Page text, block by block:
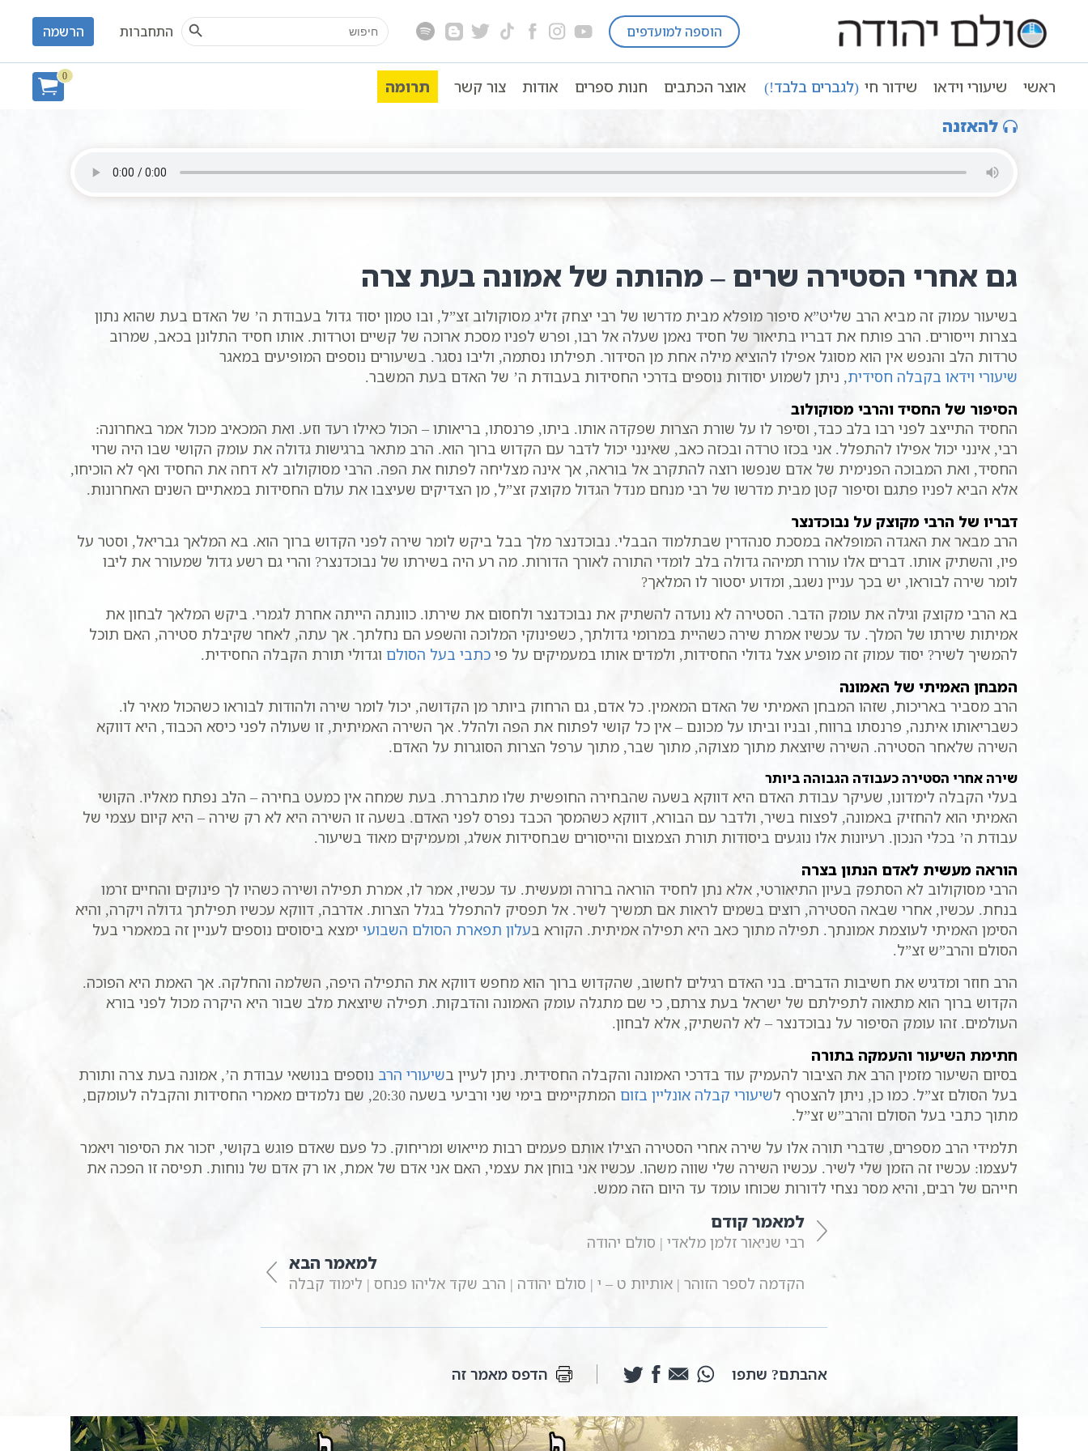
הוספה למועדפים Search
for:
Search Button
התחברות הרשמה
ראשי שיעורי וידאו שידור חי (לגברים בלבד!) אוצר הכתבים חנות ספרים אודות צור קשר תרומה
0
עמוד ראשי שיעורי וידאו פתגמים ואמירות חז"ל רבי יצחק זליג מסוקולוב | סולם יהודה
להאזנה
גם אחרי הסטירה שרים – מהותה של אמונה בעת צרה
בשיעור עמוק זה מביא הרב שליט”א סיפור מופלא מבית מדרשו של רבי יצחק זליג מסוקולוב זצ”ל, ובו טמון יסוד גדול בעבודת ה’ של האדם בעת שהוא נתון
בצרות וייסורים. הרב פותח את דבריו בתיאור של חסיד נאמן שעלה אל רבו, ופרש לפניו מסכת ארוכה של קשיים וטרדות. אותו חסיד התלונן בכאב, שמרוב
טרדות הלב והנפש אין הוא מסוגל אפילו להוציא מילה אחת מן הסידור. תפילתו נסתמה, וליבו נסגר. בשיעורים נוספים המופיעים במאגר
שיעורי וידאו בקבלה חסידית, ניתן לשמוע יסודות נוספים בדרכי החסידות בעבודת ה’ של האדם בעת המשבר.
הסיפור של החסיד והרבי מסוקולוב
החסיד התייצב לפני רבו בלב כבד, וסיפר לו על שורת הצרות שפקדה אותו. ביתו, פרנסתו, בריאותו – הכול כאילו רעד וזע. ואת המכאיב מכול אמר באחרונה:
רבי, אינני יכול אפילו להתפלל. אני בכזו טרדה ובכזה כאב, שאינני יכול לדבר עם הקדוש ברוך הוא. הרב מתאר ברגישות גדולה את עומק הקושי שבו היה שרוי
החסיד, ואת המבוכה הפנימית של אדם שנפשו רוצה להתקרב אל בוראה, אך אינה מצליחה לפתוח את הפה. הרבי מסוקולוב לא דחה את החסיד ואף לא הוכיחו,
אלא הביא לפניו פתגם וסיפור קטן מבית מדרשו של רבי מנחם מנדל הגדול מקוצק זצ”ל, מן הצדיקים שעיצבו את עולם החסידות במאתיים השנים האחרונות.
דבריו של הרבי מקוצק על נבוכדנצר
הרב מבאר את האגדה המופלאה במסכת סנהדרין שבתלמוד הבבלי. נבוכדנצר מלך בבל ביקש לומר שירה לפני הקדוש ברוך הוא. בא המלאך גבריאל, וסטר על
פיו, והשתיק אותו. דברים אלו עוררו תמיהה גדולה בלב לומדי התורה לאורך הדורות. מה רע היה בשירתו של נבוכדנצר? והרי גם רשע גדול שמעורר את ליבו
לומר שירה לבוראו, יש בכך עניין נשגב, ומדוע יסטור לו המלאך?
בא הרבי מקוצק וגילה את עומק הדבר. הסטירה לא נועדה להשתיק את נבוכדנצר ולחסום את שירתו. כוונתה הייתה אחרת לגמרי. ביקש המלאך לבחון את
אמיתות שירתו של המלך. עד עכשיו אמרת שירה כשהיית במרומי גדולתך, כשפינוקי המלוכה והשפע הם נחלתך. אך עתה, לאחר שקיבלת סטירה, האם תוכל
להמשיך לשיר? יסוד עמוק זה מופיע אצל גדולי החסידות, ולמדים אותו במעמיקים על פי כתבי בעל הסולם וגדולי תורת הקבלה החסידית.
המבחן האמיתי של האמונה
הרב מסביר באריכות, שזהו המבחן האמיתי של האדם המאמין. כל אדם, גם הרחוק ביותר מן הקדושה, יכול לומר שירה ולהודות לבוראו כשהכול מאיר לו.
כשבריאותו איתנה, פרנסתו ברווח, ובניו וביתו על מכונם – אין כל קושי לפתוח את הפה ולהלל. אך השירה האמיתית, זו שעולה לפני כיסא הכבוד, היא דווקא
השירה שלאחר הסטירה. השירה שיוצאת מתוך מצוקה, מתוך שבר, מתוך ערפל הצרות הסוגרות על האדם.
שירה אחרי הסטירה כעבודה הגבוהה ביותר
בעלי הקבלה לימדונו, שעיקר עבודת האדם היא דווקא בשעה שהבחירה החופשית שלו מתבררת. בעת שמחה אין כמעט בחירה – הלב נפתח מאליו. הקושי
האמיתי הוא להחזיק באמונה, לפצוח בשיר, ולדבר עם הבורא, דווקא כשהמסך הכבד נפרס לפני האדם. בשעה זו השירה היא לא רק שירה – היא קיום עצמי של
עבודת ה’ בכלי הנכון. רעיונות אלו נוגעים ביסודות תורת הצמצום והייסורים שבחסידות אשלג, ומעמיקים מאוד בשיעור.
הוראה מעשית לאדם הנתון בצרה
הרבי מסוקולוב לא הסתפק בעיון התיאורטי, אלא נתן לחסיד הוראה ברורה ומעשית. עד עכשיו, אמר לו, אמרת תפילה ושירה כשהיו לך פינוקים והחיים זרמו
בנחת. עכשיו, אחרי שבאה הסטירה, רוצים בשמים לראות אם תמשיך לשיר. אל תפסיק להתפלל בגלל הצרות. אדרבה, דווקא עכשיו תפילתך גדולה ויקרה, והיא
הסימן האמיתי לעוצמת אמונתך. תפילה מתוך כאב היא תפילה אמיתית. הקורא בעלון תפארת הסולם השבועי ימצא ביסוסים נוספים לעניין זה במאמרי בעל
הסולם והרב”ש זצ”ל.
הרב חוזר ומדגיש את חשיבות הדברים. בני האדם רגילים לחשוב, שהקדוש ברוך הוא מחפש דווקא את התפילה היפה, השלמה והחלקה. אך האמת היא הפוכה.
הקדוש ברוך הוא מתאוה לתפילתם של ישראל בעת צרתם, כי שם מתגלה עומק האמונה והדבקות. תפילה שיוצאת מלב שבור היא היקרה מכול לפני בורא
העולמים. זהו עומק הסיפור על נבוכדנצר – לא להשתיק, אלא לבחון.
חתימת השיעור והעמקה בתורה
בסיום השיעור מזמין הרב את הציבור להעמיק עוד בדרכי האמונה והקבלה החסידית. ניתן לעיין בשיעורי הרב נוספים בנושאי עבודת ה’, אמונה בעת צרה ותורת
בעל הסולם זצ”ל. כמו כן, ניתן להצטרף לשיעורי קבלה אונליין בזום
המתקיימים בימי שני ורביעי בשעה 20:30, שם נלמדים מאמרי החסידות והקבלה לעומקם,
מתוך כתבי בעל הסולם והרב”ש זצ”ל.
תלמידי הרב מספרים, שדברי תורה אלו על שירה אחרי הסטירה הצילו אותם פעמים רבות מייאוש ומריחוק. כל פעם שאדם פוגש בקושי, יזכור את הסיפור ויאמר
לעצמו: עכשיו זה הזמן שלי לשיר. עכשיו השירה שלי שווה משהו. עכשיו אני בוחן את עצמי, האם אני אדם של אמת, או רק אדם של נוחות. תפיסה זו הפכה את
חייהם של רבים, והיא מסר נצחי לדורות שכוחו עומד עד היום הזה ממש.
למאמר קודם
רבי שניאור זלמן מלאדי | סולם יהודה
למאמר הבא
הקדמה לספר הזוהר | אותיות ט – י | סולם יהודה | הרב שקד אליהו פנחס | לימוד קבלה
אהבתם? שתפו הדפס מאמר זה